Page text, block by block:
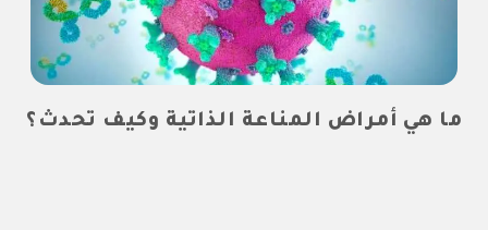
ما هي أمراض المناعة الذاتية وكيف تحدث؟